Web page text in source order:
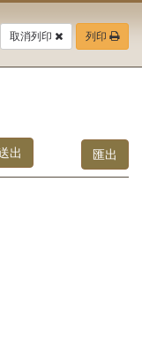
取消列印 列印